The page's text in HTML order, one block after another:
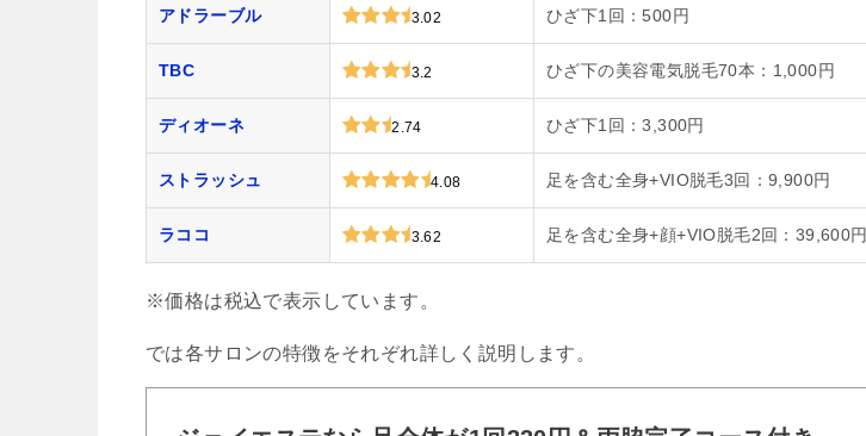
アドラーブル 3.02 ひざ下1回：500円
TBC 3.2 ひざ下の美容電気脱毛70本：1,000円
ディオーネ 2.74 ひざ下1回：3,300円
ストラッシュ 4.08 足を含む全身+VIO脱毛3回：9,900円
ラココ 3.62 足を含む全身+顔+VIO脱毛2回：39,600円
※価格は税込で表示しています。
では各サロンの特徴をそれぞれ詳しく説明します。